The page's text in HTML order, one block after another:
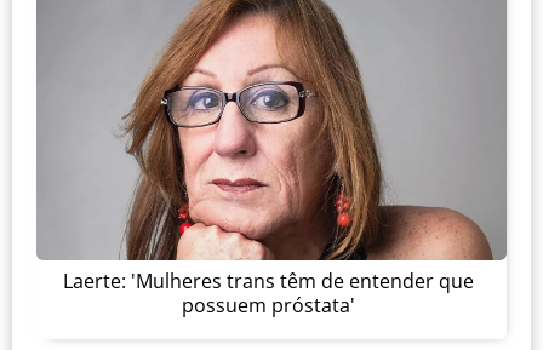
Laerte: 'Mulheres trans têm de entender que
possuem próstata'